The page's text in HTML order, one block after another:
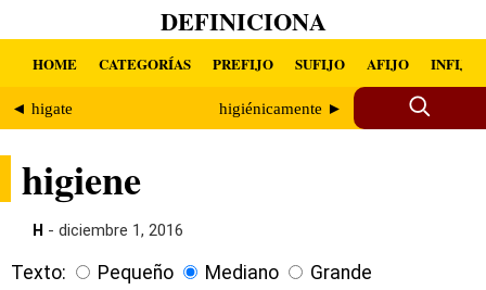
DEFINICIONA
HOME CATEGORÍAS PREFIJO SUFIJO AFIJO INFIJO
◄ higate higiénicamente ►
higiene
H - diciembre 1, 2016
Texto: Pequeño Mediano Grande